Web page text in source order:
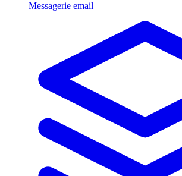
Messagerie email